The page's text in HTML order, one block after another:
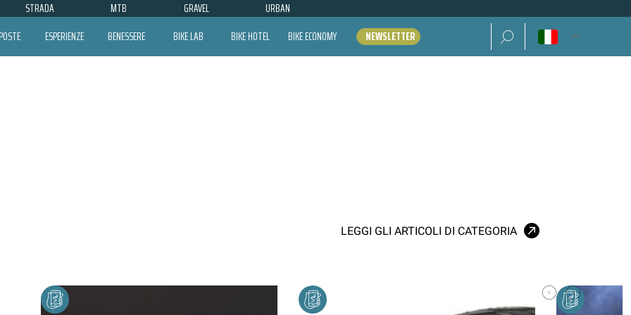
STRADA MTB GRAVEL URBAN
ESPERIENZE BENESSERE BIKE LAB BIKE HOTEL BIKE ECONOMY NEWSLETTER Ricerca per:
LEGGI GLI ARTICOLI DI CATEGORIA